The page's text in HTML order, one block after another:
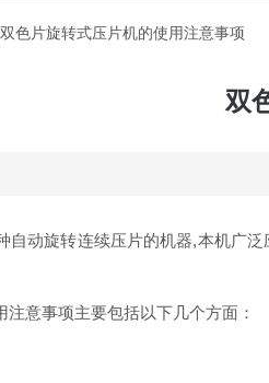
色片旋转式压片机的使用注意事项
双
自动旋转连续压片的机器,本机广
意事项‌主要包括以下几个方面：